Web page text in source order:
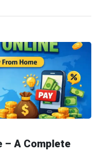
– A Complete